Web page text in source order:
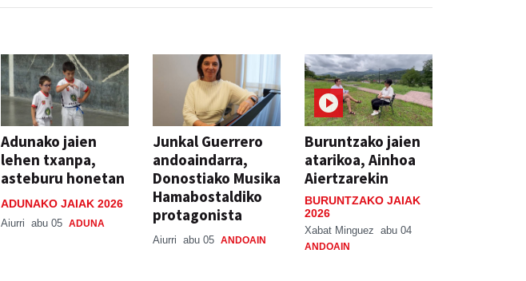
Adunako jaien
lehen txanpa,
asteburu honetan
ADUNAKO JAIAK 2026
Aiurri abu 05 ADUNA
Junkal Guerrero
andoaindarra,
Donostiako Musika
Hamabostaldiko
protagonista
Aiurri abu 05 ANDOAIN
Buruntzako jaien
atarikoa, Ainhoa
Aiertzarekin
BURUNTZAKO JAIAK
2026
Xabat Minguez abu 04
ANDOAIN